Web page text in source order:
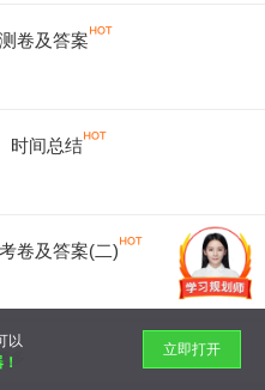
卷及答案
时间总结
卷及答案(二)
多
以
立即打开